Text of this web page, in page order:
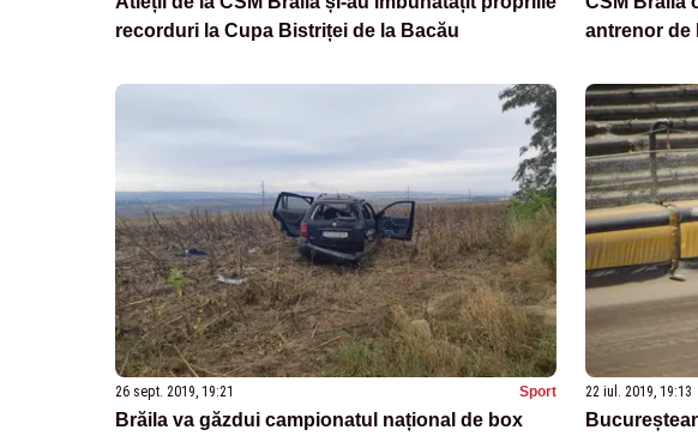
recorduri la Cupa Bistriței de la Bacău
antrenor de
26 sept. 2019, 19:21 Sport
Brăila va găzdui campionatul național de box
22 iul. 2019, 19:13